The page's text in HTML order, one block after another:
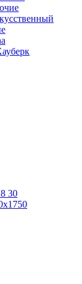
30